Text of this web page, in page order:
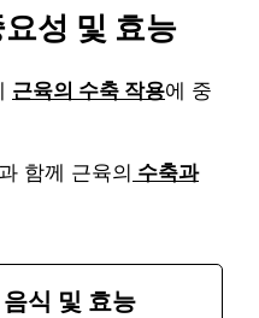
성 및 효능
근육의 수축 작용에 중
과 함께 근육의 수축과
식 및 효능